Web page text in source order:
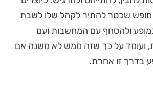
חופש שכטר להתיר לקהל שלו לשבת
ולהסחף עם המחשבות ועם
ועומד על כך שזה ממש לא משנה אם
בדרך זו אחרת.